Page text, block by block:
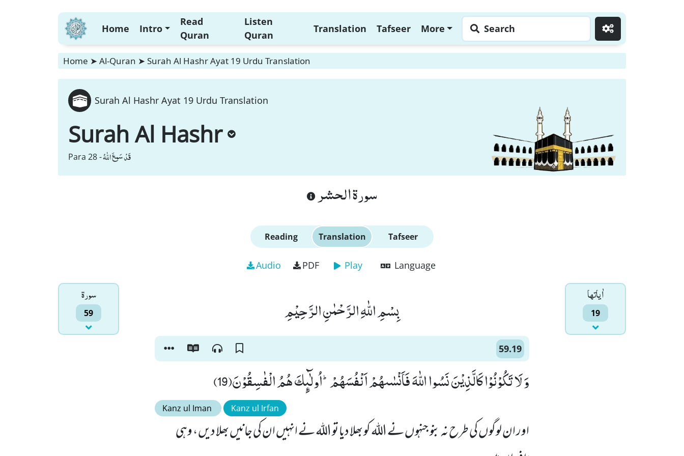
Home Intro
Read
Quran
Listen
Quran
Translation Tafseer More Search
Home ➤ Al-Quran ➤ Surah Al Hashr Ayat 19 Urdu Translation
Surah Al Hashr Ayat 19 Urdu Translation
Surah Al Hashr
Para 28 -قَدْ سَمِعَ اللّٰهُ
سورة الحشر
Reading Translation Tafseer
Audio PDF Play Language
سورۃ
59
اٰياتها
19 بِسْمِ اللّٰهِ الرَّحْمٰنِ الرَّحِیْمِ
59.19
وَ لَا تَكُوْنُوْا كَالَّذِیْنَ نَسُوا اللّٰهَ فَاَنْسٰىهُمْ اَنْفُسَهُمْؕ-اُولٰٓىٕكَ هُمُ الْفٰسِقُوْنَ(19)
Kanz ul Iman Kanz ul Irfan
اور ان لوگوں کی طرح نہ بنو جنہوں نے اللہ کو بھلا دیا تو اللہ نے انہیں ان کی جانیں بھلا دیں ، وہی